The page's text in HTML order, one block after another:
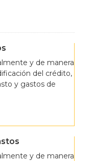
y de manera
del crédito,
y gastos de
y de manera